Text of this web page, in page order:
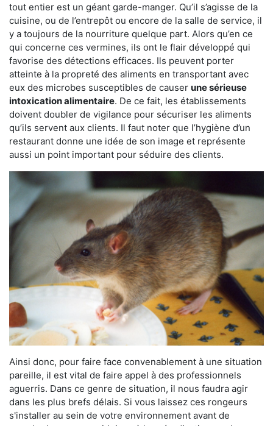
tout entier est un géant garde-manger. Qu’il s’agisse de la
cuisine, ou de l’entrepôt ou encore de la salle de service, il
y a toujours de la nourriture quelque part. Alors qu’en ce
qui concerne ces vermines, ils ont le flair développé qui
favorise des détections efficaces. Ils peuvent porter
atteinte à la propreté des aliments en transportant avec
eux des microbes susceptibles de causer une sérieuse
intoxication alimentaire. De ce fait, les établissements
doivent doubler de vigilance pour sécuriser les aliments
qu’ils servent aux clients. Il faut noter que l’hygiène d’un
restaurant donne une idée de son image et représente
aussi un point important pour séduire des clients.
Ainsi donc, pour faire face convenablement à une situation
pareille, il est vital de faire appel à des professionnels
aguerris. Dans ce genre de situation, il nous faudra agir
dans les plus brefs délais. Si vous laissez ces rongeurs
s'installer au sein de votre environnement avant de